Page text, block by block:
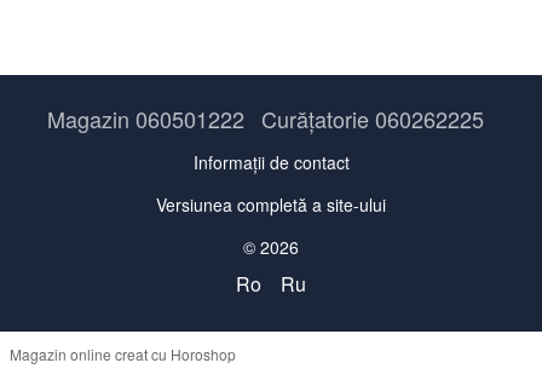
Magazin 060501222 Curățatorie 060262225
Informații de contact
Versiunea completă a site-ului
© 2026
Ro Ru
Magazin online creat cu Horoshop